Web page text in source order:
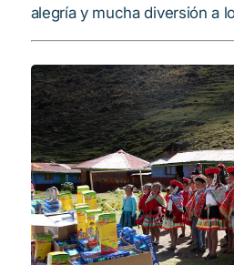
alegría y mucha diversión a